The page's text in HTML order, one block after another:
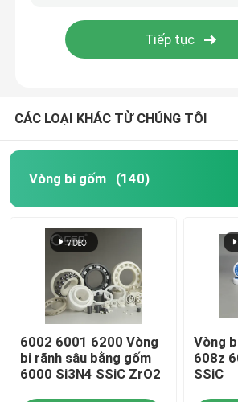
CÁC LOẠI KHÁC TỪ CHÚNG TÔI
Vòng bi gốm (140)
6002 6001 6200 Vòng
bi rãnh sâu bằng gốm
6000 Si3N4 SSiC ZrO2
Vòng
608z
SSiC